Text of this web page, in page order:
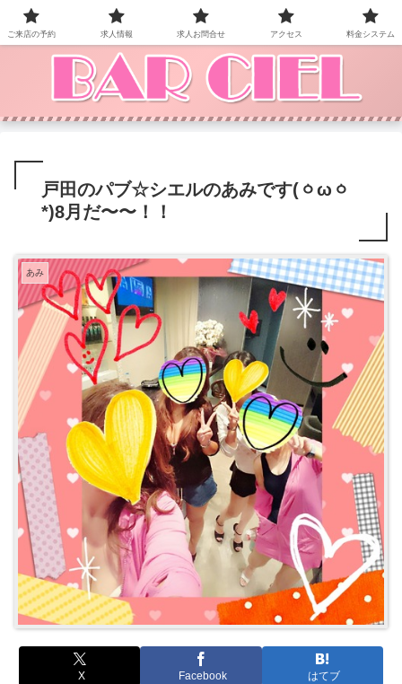
BAR CIEL！ご来店お待ちしています。
戸田のパブ☆シエルのあみです(ㆁωㆁ
*)8月だ〜〜！！
あみ
X Facebook はてブ
ご来店の予約 求人情報 求人お問合せ アクセス 料金システム